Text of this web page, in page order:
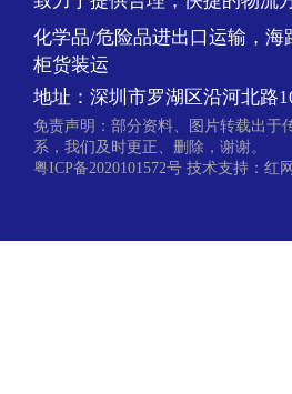
化学品/危险品进出口运输，
柜货装运
地址：深圳市罗湖区沿河北路
免责声明：部分资料、图片转载出于
系，我们及时更正、删除，谢谢。
粤ICP备2020101572号技术支持： 红